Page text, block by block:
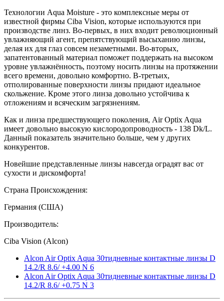
Технологии Aqua Moisture - это комплексные меры от
известной фирмы Ciba Vision, которые используются при
производстве линз. Во-первых, в них входит революционный
увлажняющий агент, препятствующий высыханию линзы,
делая их для глаз совсем незаметными. Во-вторых,
запатентованный материал поможет поддержать на высоком
уровне увлажнённость, поэтому носить линзы на протяжении
всего времени, довольно комфортно. В-третьих,
отполированные поверхности линзы придают идеальное
скольжение. Кроме этого линза довольно устойчива к
отложениям и всяческим загрязнениям.
Как и линза предшествующего поколения, Air Optix Aqua
имеет довольно высокую кислородопроводность - 138 Dk/L.
Данный показатель значительно больше, чем у других
конкурентов.
Новейшие представленные линзы навсегда оградят вас от
сухости и дискомфорта!
Страна Происхождения:
Германия (США)
Производитель:
Ciba Vision (Alcon)
Alcon Air Optix Aqua 30тидневные контактные линзы D
14.2/R 8.6/ +4.00 N 6
Alcon Air Optix Aqua 30тидневные контактные линзы D
14.2/R 8.6/ +0.75 N 3